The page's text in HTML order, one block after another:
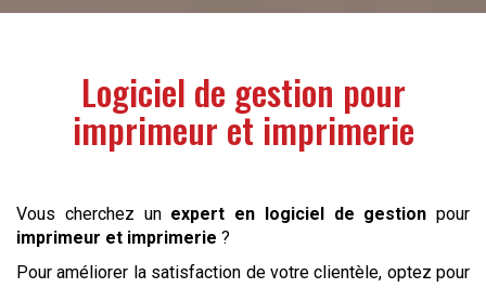
Logiciel de gestion pour
imprimeur et imprimerie
Vous cherchez unexpert en logiciel de gestion pour
imprimeur et imprimerie ?
Pour améliorer la satisfaction de votre clientèle, optez pour